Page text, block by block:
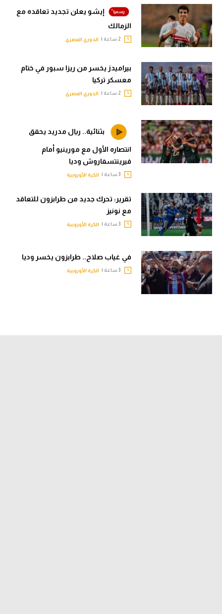
إيشو يعلن تجديد تعاقده مع
الزمالك
الدوري المصري
بيراميدز يخسر من ريزا سبور في ختام
معسكر تركيا
الدوري المصري
بثنائية.. ريال مدريد يحقق
انتصاره الأول مع مورينيو أمام
فيرينتسفاروش وديا
الكرة الأوروبية
تقرير: تحرك جديد من طرابزون للتعاقد
مع نونيز
الكرة الأوروبية
في غياب صلاح.. طرابزون يخسر وديا
الكرة الأوروبية